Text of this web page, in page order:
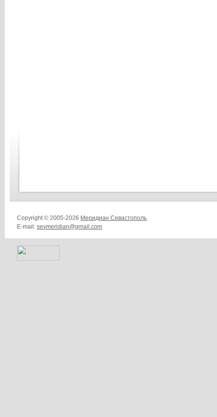
Copyright © 2005-2026 Меридиан Севастополь
E-mail: sevmeridian@gmail.com